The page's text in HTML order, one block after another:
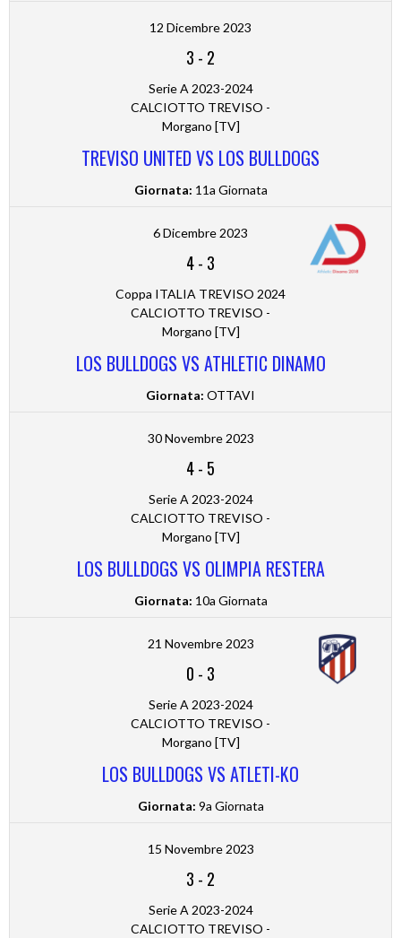
12 Dicembre 2023
3 - 2
Serie A 2023-2024
CALCIOTTO TREVISO -
Morgano [TV]
TREVISO UNITED VS LOS BULLDOGS
Giornata: 11a Giornata
6 Dicembre 2023
4- 3
Coppa ITALIA TREVISO 2024
CALCIOTTO TREVISO -
Morgano [TV]
LOS BULLDOGS VS ATHLETIC DINAMO
Giornata: OTTAVI
30 Novembre 2023
4- 5
Serie A 2023-2024
CALCIOTTO TREVISO -
Morgano [TV]
LOS BULLDOGS VS OLIMPIA RESTERA
Giornata: 10a Giornata
21 Novembre 2023
0 - 3
Serie A 2023-2024
CALCIOTTO TREVISO -
Morgano [TV]
LOS BULLDOGS VS ATLETI-KO
Giornata: 9a Giornata
15 Novembre 2023
3 - 2
Serie A 2023-2024
CALCIOTTO TREVISO -